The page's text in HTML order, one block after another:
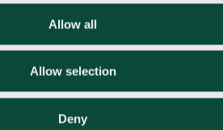
Allow all
Allow selection
Deny